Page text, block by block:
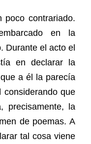
poco contrariado.
en la
Durante el acto el
en declarar la
a él la parecía
que
precisamente, la
de poemas. A
tal cosa viene